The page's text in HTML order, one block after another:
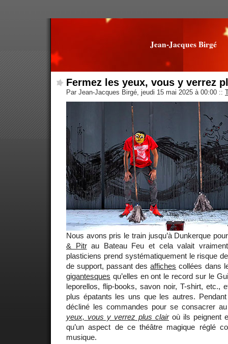
Jean-Jacques Birgé
Fermez les yeux, vous y verrez
Par Jean-Jacques Birgé, jeudi 15 mai 2025 à 00:00 ::
Nous avons pris le train jusqu’à Dunkerque
& Pitrau Bateau Feu et cela valait
plasticiens prend systématiquement le risque
de support, passant desaffiches collées dans
gigantesques qu’elles en ont le record sur le
leporellos, flip-books, savon noir, T-shirt, etc.,
plus épatants les uns que les autres.
décliné les commandes pour se consacrer
yeux, vous y verrez plus clairoù ils peignent
qu’un aspect de ce théâtre magique réglé
musique.